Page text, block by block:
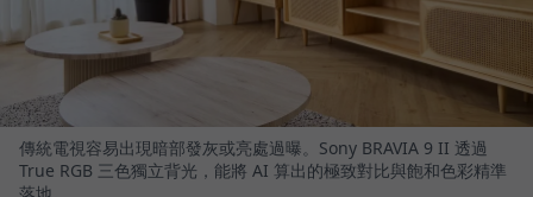
傳統電視容易出現暗部發灰或亮處過曝。Sony BRAVIA 9 II 透過
True RGB 三色獨立背光，能將 AI 算出的極致對比與飽和色彩精準